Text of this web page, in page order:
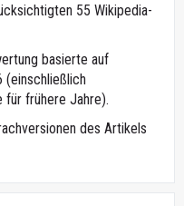
55 Wikipedia-
basierte auf
(einschließlich
für frühere Jahre).
des Artikels